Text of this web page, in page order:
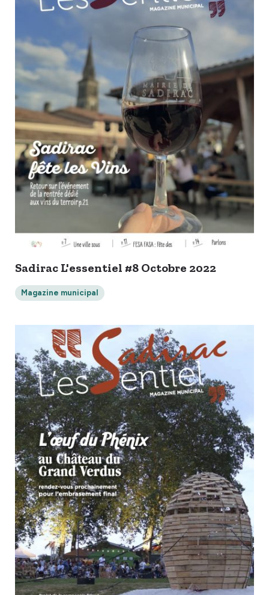
Sadirac L'essentiel #8 Octobre 2022
Magazine municipal